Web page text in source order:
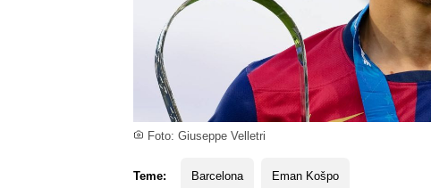
Foto: Giuseppe Velletri
Teme: Barcelona Eman Košpo